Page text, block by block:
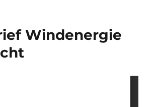
Windenergie